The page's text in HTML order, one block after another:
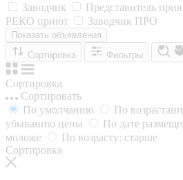
Заводчик
Представитель
РЕКО приют
Заводчик ПРО
Показать объявления
Сортировка
Фильтры
Сортировка
Сортировать
По умолчанию
По
убыванию цены
По дате
моложе
По возрасту: старше
Сортировка